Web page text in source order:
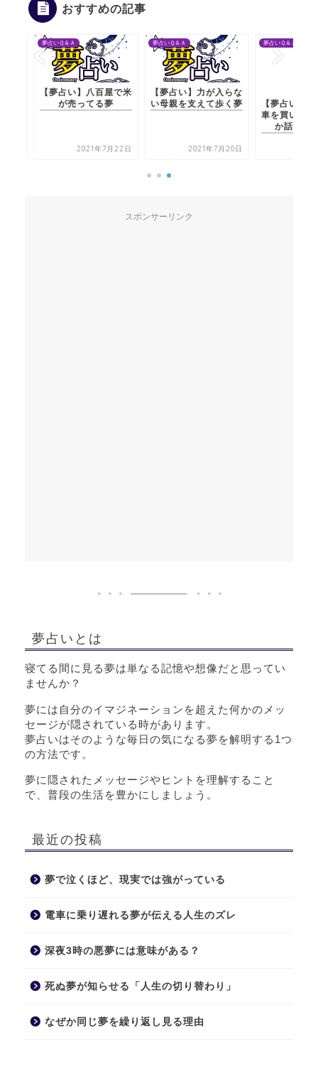
おすすめの記事
夢占いＱ＆Ａ
【夢占い】八百屋で米
が売ってる夢
2021年7月22日
夢占いＱ＆Ａ
【夢占い】力が入らな
い母親を支えて歩く夢
2021年7月20日
夢占いＱ＆Ａ
【夢占い】夫の両親が
車を買い替えるかどう
か話している夢
スポンサーリンク
夢占いとは
寝てる間に見る夢は単なる記憶や想像だと思ってい
ませんか？
夢には自分のイマジネーションを超えた何かのメッ
セージが隠されている時があります。
夢占いはそのような毎日の気になる夢を解明する1つ
の方法です。
夢に隠されたメッセージやヒントを理解すること
で、普段の生活を豊かにしましょう。
最近の投稿
夢で泣くほど、現実では強がっている
電車に乗り遅れる夢が伝える人生のズレ
深夜3時の悪夢には意味がある？
死ぬ夢が知らせる「人生の切り替わり」
なぜか同じ夢を繰り返し見る理由